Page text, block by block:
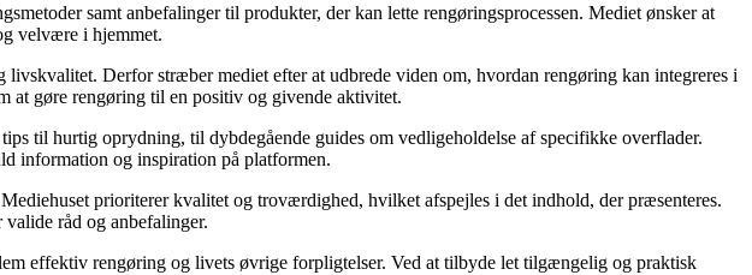
samt anbefalinger til produkter, der kan lette rengøringsprocessen. Mediet ønsker at
velvære i hjemmet.
Derfor stræber mediet efter at udbrede viden om, hvordan rengøring kan integreres i
at gøre rengøring til en positiv og givende aktivitet.
til hurtig oprydning, til dybdegående guides om vedligeholdelse af specifikke overflader.
information og inspiration på platformen.
prioriterer kvalitet og troværdighed, hvilket afspejles i det indhold, der præsenteres.
råd og anbefalinger.
effektiv rengøring og livets øvrige forpligtelser. Ved at tilbyde let tilgængelig og praktisk